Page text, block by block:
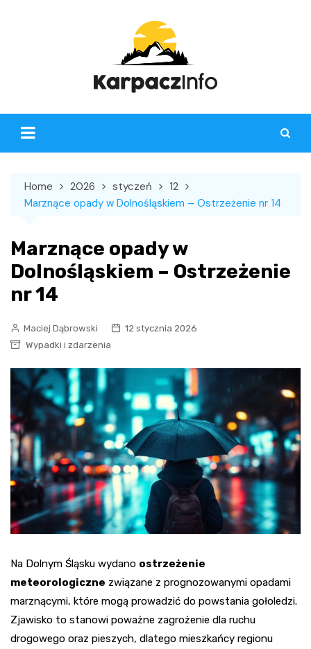
Home 2026 styczeń
12
Marznące opady w Dolnośląskiem – Ostrzeżenie nr 14
Marznące opady w
Dolnośląskiem – Ostrzeżenie
nr 14
Maciej Dąbrowski
12 stycznia 2026
Wypadki i zdarzenia
Na Dolnym Śląsku wydano ostrzeżenie
meteorologiczne związane z prognozowanymi opadami
marznącymi, które mogą prowadzić do powstania gołoledzi.
Zjawisko to stanowi poważne zagrożenie dla ruchu
drogowego oraz pieszych, dlatego mieszkańcy regionu